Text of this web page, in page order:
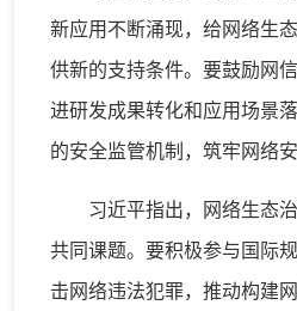
新应用不断涌现，给网络生
供新的支持条件。要鼓励网
进研发成果转化和应用场景
的安全监管机制，筑牢网络
习近平指出，网络生态
共同课题。要积极参与国际
击网络违法犯罪，推动构建